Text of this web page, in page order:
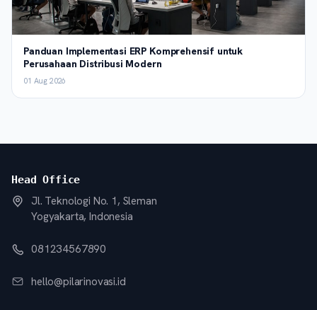
Panduan Implementasi ERP Komprehensif untuk
Perusahaan Distribusi Modern
01 Aug 2026
Head Office
Jl. Teknologi No. 1, Sleman
Yogyakarta, Indonesia
081234567890
hello@pilarinovasi.id